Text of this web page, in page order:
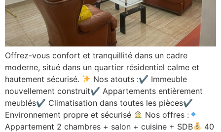
Offrez-vous confort et tranquillité dans un cadre
moderne, situé dans un quartier résidentiel calme et
hautement sécurisé.
Nos atouts :✔ Immeuble
nouvellement construit✔ Appartements entièrement
meublés✔ Climatisation dans toutes les pièces✔
Environnement propre et sécurisé
Nos offres :
Appartement 2 chambres + salon + cuisine + SDB
40